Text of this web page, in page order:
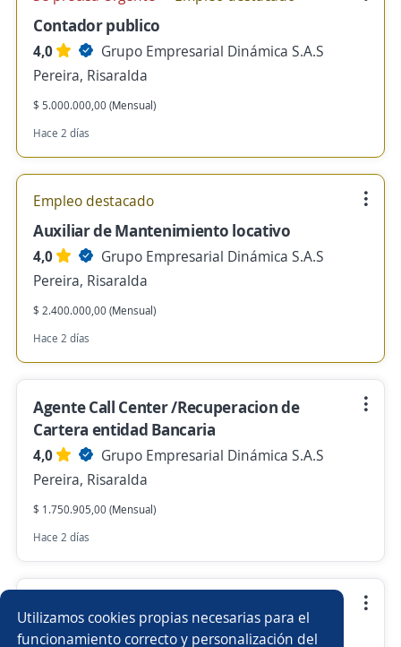
Utilizamos cookies propias necesarias para el
funcionamiento correcto y personalización del
Contador publico
4,0
Grupo Empresarial Dinámica S.A.S
Pereira, Risaralda
$ 5.000.000,00 (Mensual)
Hace 2 días
Empleo destacado
Auxiliar de Mantenimiento locativo
4,0
Grupo Empresarial Dinámica S.A.S
Pereira, Risaralda
$ 2.400.000,00 (Mensual)
Hace 2 días
Agente Call Center /Recuperacion de
Cartera entidad Bancaria
4,0
Grupo Empresarial Dinámica S.A.S
Pereira, Risaralda
$ 1.750.905,00 (Mensual)
Hace 2 días
Ingeniero Residente de Obra – Proyecto